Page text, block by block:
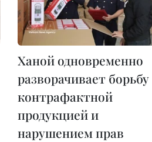
Ханой одновременно
разворачивает борьбу
контрафактной
продукцией и
нарушением прав